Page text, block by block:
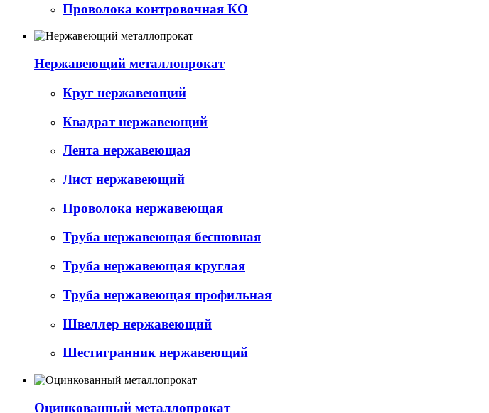
Проволока контровочная КО
Нержавеющий металлопрокат
Круг нержавеющий
Квадрат нержавеющий
Лента нержавеющая
Лист нержавеющий
Проволока нержавеющая
Труба нержавеющая бесшовная
Труба нержавеющая круглая
Труба нержавеющая профильная
Швеллер нержавеющий
Шестигранник нержавеющий
Оцинкованный металлопрокат